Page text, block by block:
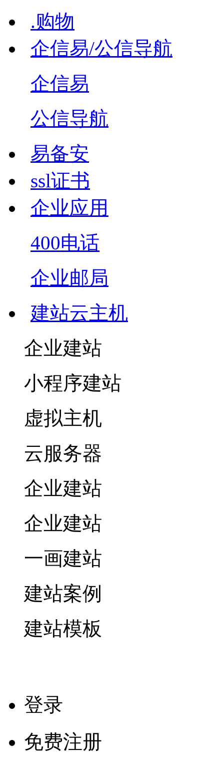
.购物
企信易/公信导航
企信易
公信导航
易备安
ssl证书
企业应用
400电话
企业邮局
建站云主机
企业建站
小程序建站
虚拟主机
云服务器
企业建站
企业建站
一画建站
建站案例
建站模板
登录
免费注册